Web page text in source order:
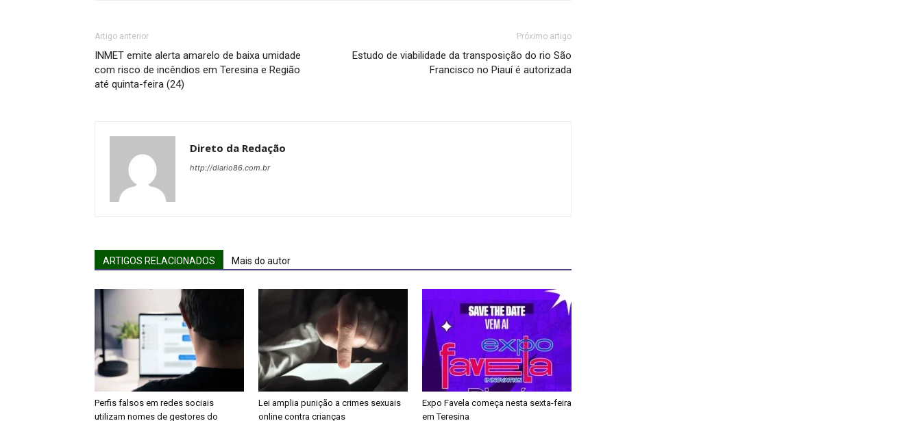
Artigo anterior
INMET emite alerta amarelo de baixa umidade
com risco de incêndios em Teresina e Região
até quinta-feira (24)
Próximo artigo
Estudo de viabilidade da transposição do rio São
Francisco no Piauí é autorizada
Direto da Redação
http://diario86.com.br
ARTIGOS RELACIONADOS Mais do autor
Perfis falsos em redes sociais
utilizam nomes de gestores do
Lei amplia punição a crimes sexuais
online contra crianças
Expo Favela começa nesta sexta-feira
em Teresina